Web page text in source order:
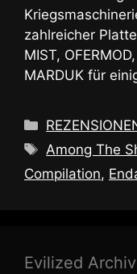
zahlreicher
MIST,
MARDUK für
Kategorien
Schlagwörter
Among The
Compilation,
Evilized Archiv